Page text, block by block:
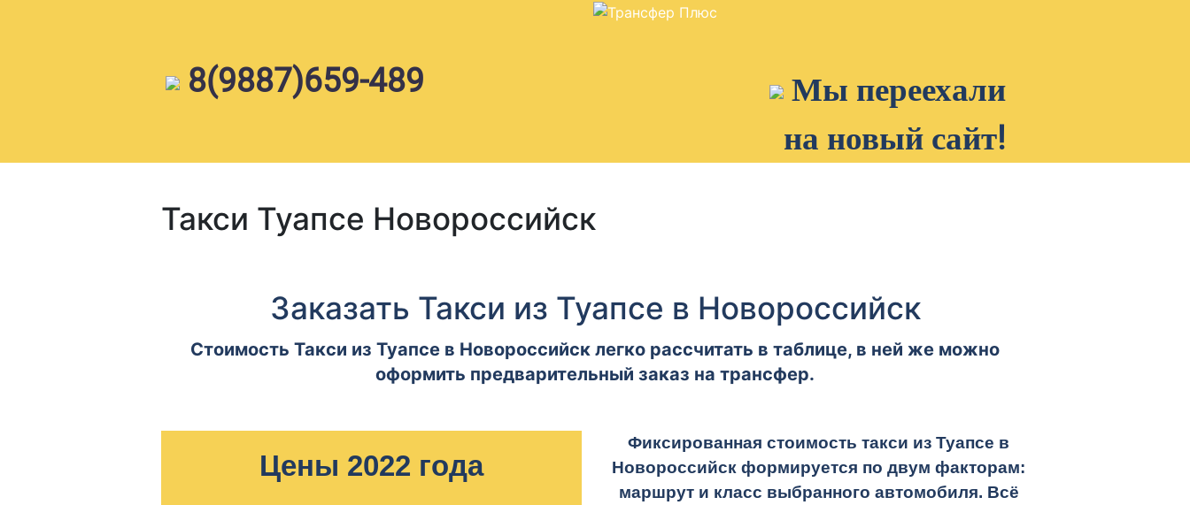
8(9887)659-489
Мы переехали
на новый сайт!
Такси Туапсе Новороссийск
Заказать Такси из Туапсе в Новороссийск
Стоимость Такси из Туапсе в Новороссийск легко рассчитать в таблице, в ней же можно
оформить предварительный заказ на трансфер.
Цены 2022 года
Фиксированная стоимость такси из Туапсе в
Новороссийск формируется по двум факторам:
маршрут и класс выбранного автомобиля. Всё